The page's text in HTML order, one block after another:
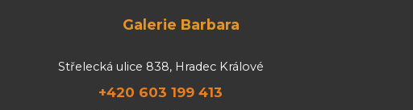
Galerie Barbara
Střelecká ulice 838, Hradec Králové
+420 603 199 413